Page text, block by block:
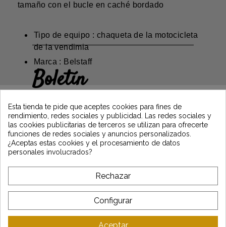
tamaño con el bucle en caché bordado
Tipo de equipo : chaqueta de la motocicleta
de la vendimia
Marca : Belstaff
Boletín
suscribiéndose y manténgase informado de
las últimas noticias de Vintage Motors
*Dès 99€ d'achat. En vous abonnant à notre newsletter, vous reconnaissez avoir pris
l'acceptez.
A PROPÓSITO DE VINTAGE
SERVICIO AL CLIENTE
Esta tienda te pide que aceptes cookies para fines de
rendimiento, redes sociales y publicidad. Las redes sociales y
las cookies publicitarias de terceros se utilizan para ofrecerte
funciones de redes sociales y anuncios personalizados.
¿Aceptas estas cookies y el procesamiento de datos
personales involucrados?
Rechazar
Configurar